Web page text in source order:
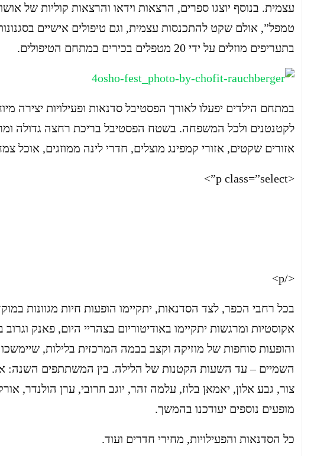
עצמית. בנוסף יוצגו ספרים, הרצאות וידאו והרצאות קוליות של
טמפל”, אולם שקט להתכנסות עצמית, וגם טיפולים אישיים
בתעריפים מוזלים על ידי 20 מטפלים בכירים במתחם הטיפולים.
במתחם הילדים יפעלו לאורך הפסטיבל סדנאות ופעילויות יצירה
לקטנטנים ולכל המשפחה. בשטח הפסטיבל בריכת רחצה גדולה
אזורים שקטים, אזורי קמפינג מוצלים, חדרי לינה ממוזגים, אוכל
<p class=”select”>
</p>
בכל רחבי הכפר, לצד הסדנאות, יתקיימו הופעות חיות מגוונות
אקוסטיות ומרגשות יתקיימו באודיטוריום בצהריי היום, פאנק
והופעות סוחפות של מוזיקה וקצב בבמה המרכזית בלילות,
השמיים – עד השעות הקטנות של הלילה. בין המשתתפים השנה:
צור, גבע אלון, יאמאן בלוז, עלמה זהר, יוגב חרובי, ערן הולנדר,
מופעים נוספים יעודכנו בהמשך.
כל הסדנאות והפעילויות, מחירי חדרים ועוד.